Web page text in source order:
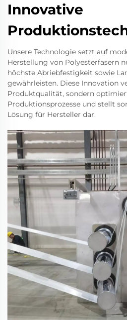
Innovative
Unsere Technologie setzt auf
Herstellung von Polyesterfasern
höchste Abriebfestigkeit sowie
gewährleisten. Diese Innovation
Produktqualität, sondern
Produktionsprozesse und stellt
Lösung für Hersteller dar.